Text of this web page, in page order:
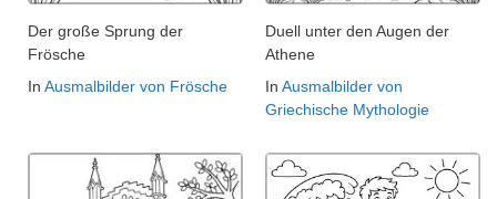
Der große Sprung der
Frösche
In Ausmalbilder von Frösche
Duell unter den Augen der
Athene
In Ausmalbilder von
Griechische Mythologie